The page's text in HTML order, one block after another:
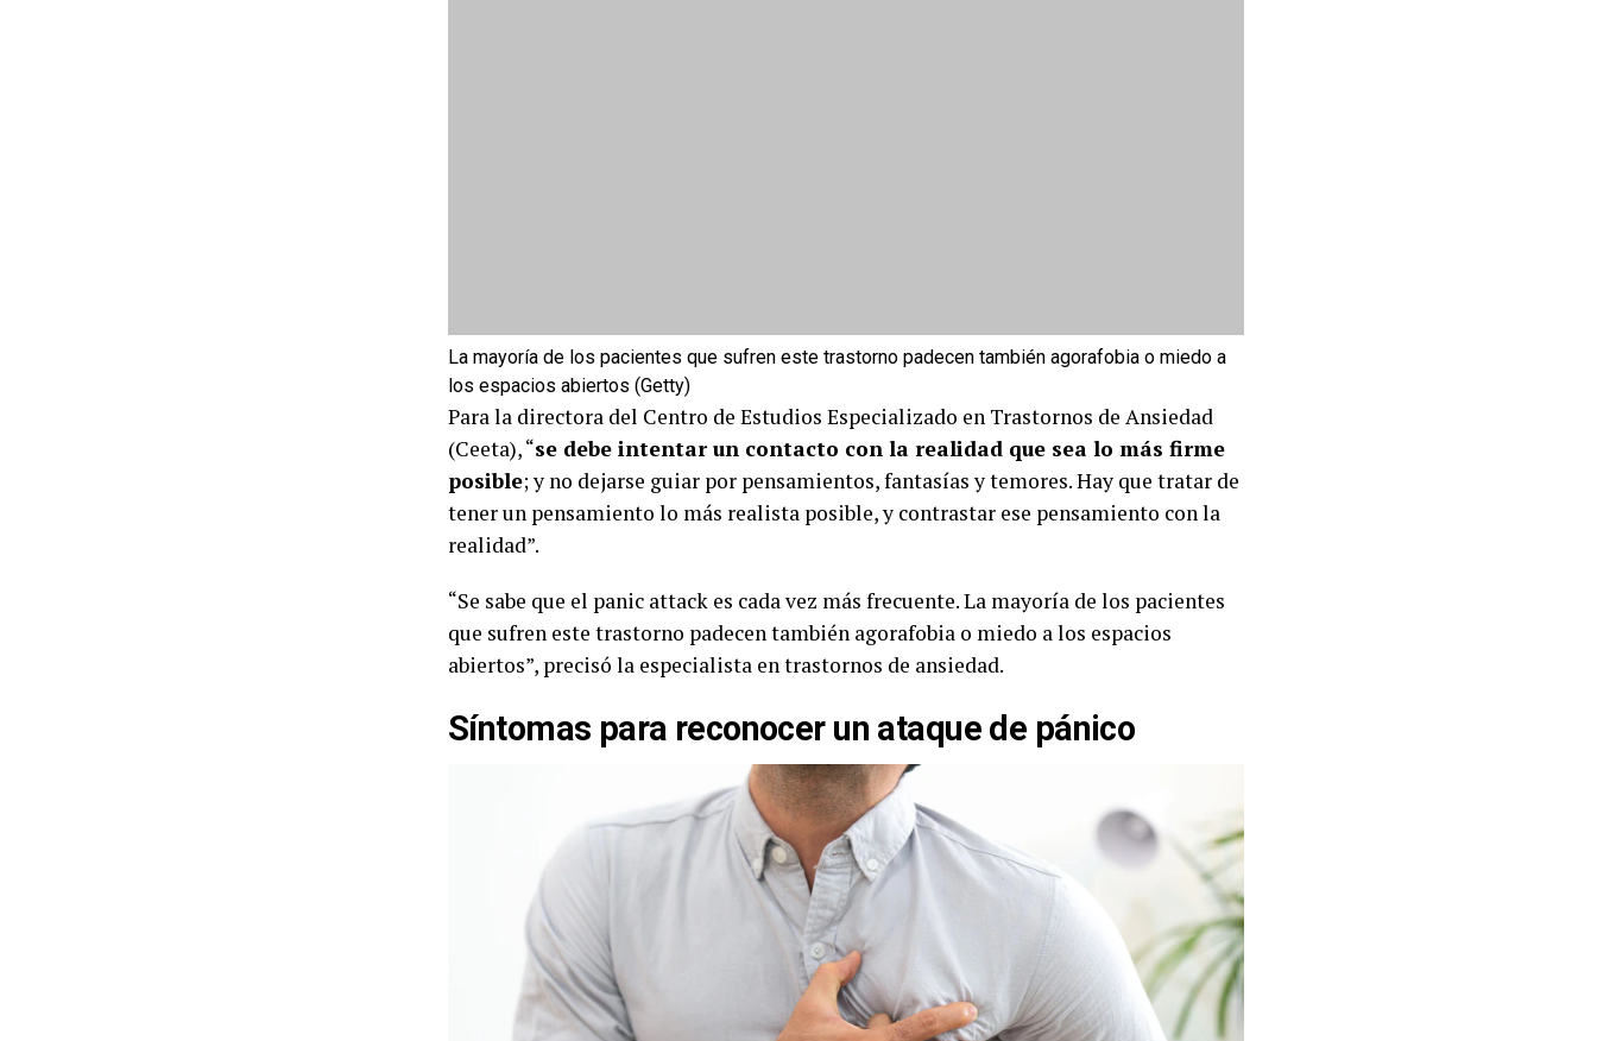
La mayoría de los pacientes que sufren este trastorno padecen también agorafobia o miedo a
los espacios abiertos (Getty)
Para la directora del Centro de Estudios Especializado en Trastornos de Ansiedad
(Ceeta), “se debe intentar un contacto con la realidad que sea lo más firme
posible; y no dejarse guiar por pensamientos, fantasías y temores. Hay que tratar de
tener un pensamiento lo más realista posible, y contrastar ese pensamiento con la
realidad”.
“Se sabe que el panic attack es cada vez más frecuente. La mayoría de los pacientes
que sufren este trastorno padecen también agorafobia o miedo a los espacios
abiertos”, precisó la especialista en trastornos de ansiedad.
Síntomas para reconocer un ataque de pánico